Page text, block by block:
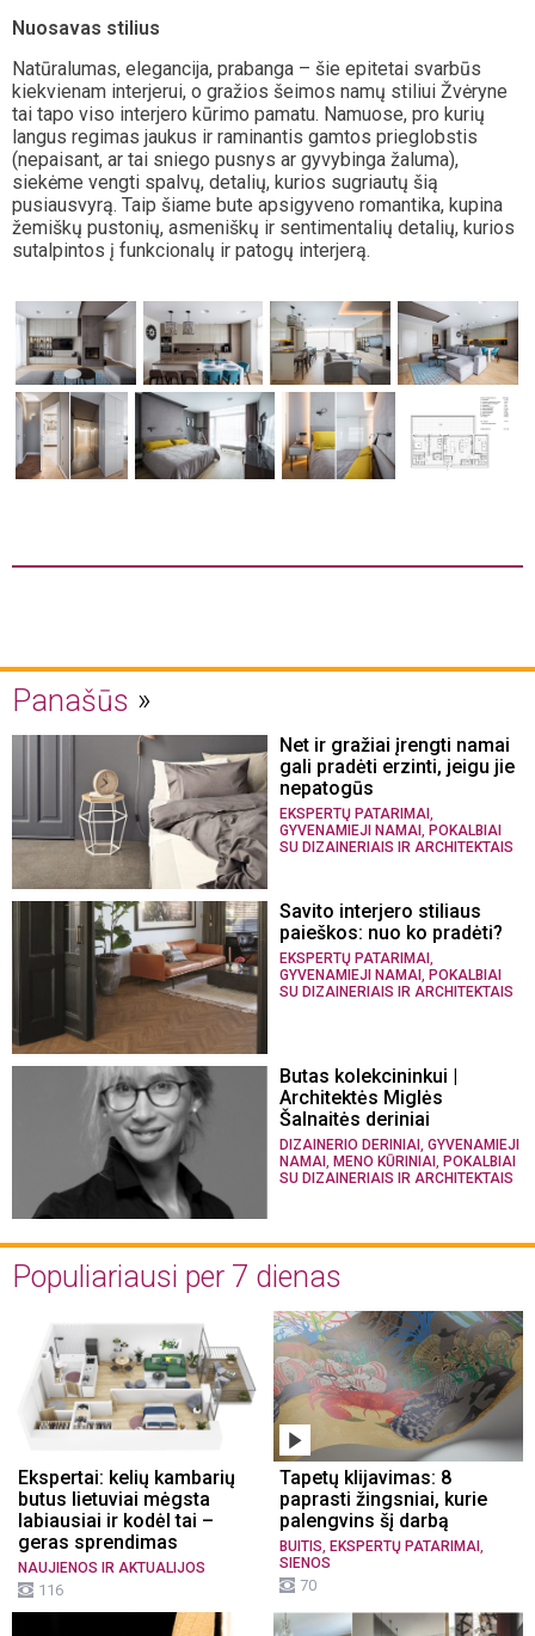
Nuosavas stilius
Natūralumas, elegancija, prabanga – šie epitetai svarbūs
kiekvienam interjerui, o gražios šeimos namų stiliui Žvėryne
tai tapo viso interjero kūrimo pamatu. Namuose, pro kurių
langus regimas jaukus ir raminantis gamtos prieglobstis
(nepaisant, ar tai sniego pusnys ar gyvybinga žaluma),
siekėme vengti spalvų, detalių, kurios sugriautų šią
pusiausvyrą. Taip šiame bute apsigyveno romantika, kupina
žemiškų pustonių, asmeniškų ir sentimentalių detalių, kurios
sutalpintos į funkcionalų ir patogų interjerą.
Panašūs
Net ir gražiai įrengti namai
gali pradėti erzinti, jeigu jie
nepatogūs
EKSPERTŲ PATARIMAI ,
GYVENAMIEJI NAMAI , POKALBIAI
SU DIZAINERIAIS IR ARCHITEKTAIS
Savito interjero stiliaus
paieškos: nuo ko pradėti?
EKSPERTŲ PATARIMAI
GYVENAMIEJI NAMAI POKALBIAI
SU DIZAINERIAIS IR ARCHITEKTAIS
Butas kolekcininkui |
Architektės Miglės
Šalnaitės deriniai
DIZAINERIO DERINIAI GYVENAMIEJI
NAMAI MENO KŪRINIAI POKALBIAI
SU DIZAINERIAIS IR ARCHITEKTAIS
Populiariausi per 7 dienas
Ekspertai: kelių kambarių
butus lietuviai mėgsta
labiausiai ir kodėl tai –
geras sprendimas
NAUJIENOS IR AKTUALIJOS
116
Tapetų klijavimas: 8
paprasti žingsniai, kurie
palengvins šį darbą
BUITIS EKSPERTŲ PATARIMAI
SIENOS
70